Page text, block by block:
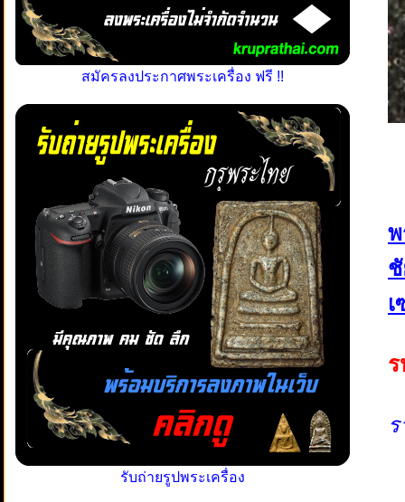
สมัครลงประกาศพระเครื่อง ฟรี !!
รับถ่ายรูปพระเครื่อง
พ